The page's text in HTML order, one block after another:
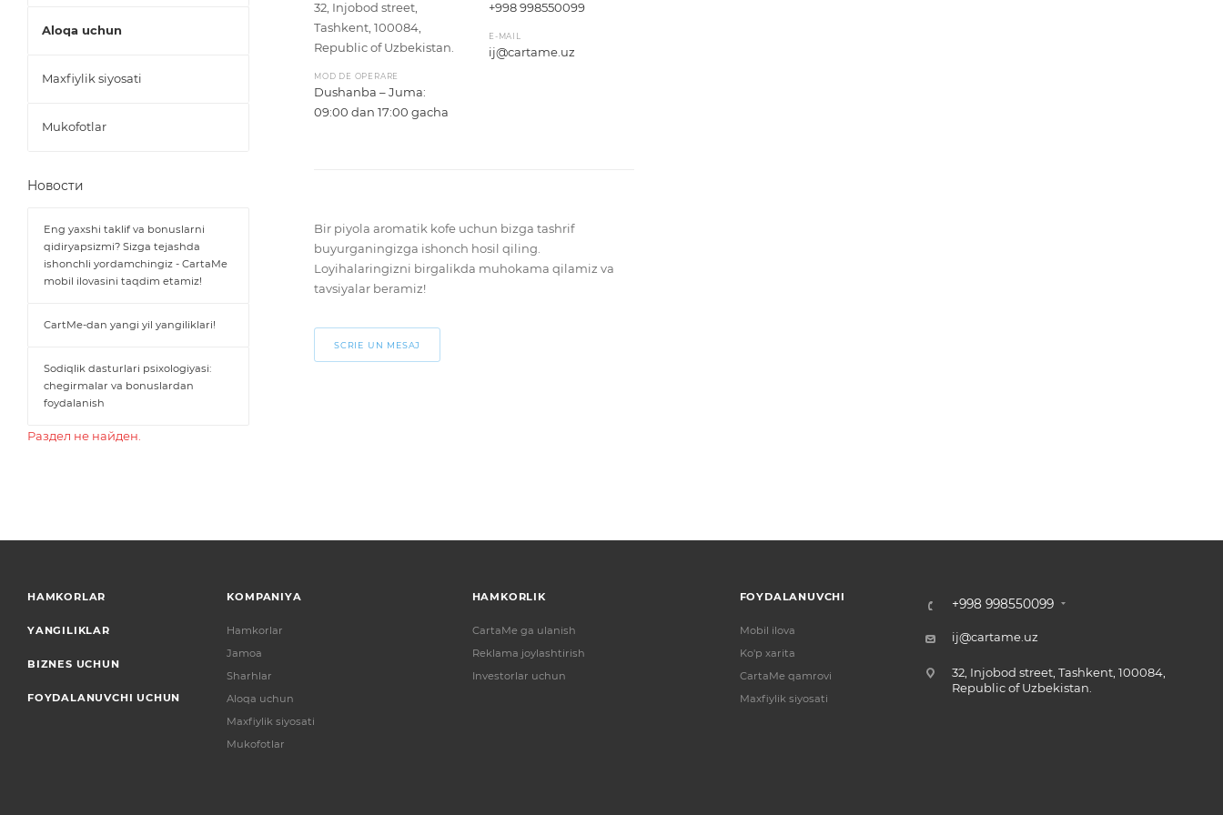
32, Injobod street,
Tashkent, 100084,
Republic of Uzbekistan.
MOD DE OPERARE
Dushanba – Juma:
09:00 dan 17:00 gacha
+998 998550099
E-MAIL
ij@cartame.uz
Bir piyola aromatik kofe uchun bizga tashrif
buyurganingizga ishonch hosil qiling.
Loyihalaringizni birgalikda muhokama qilamiz va
tavsiyalar beramiz!
SCRIE UN MESAJ
Aloqa uchun
Maxfiylik siyosati
Mukofotlar
Новости
Eng yaxshi taklif va bonuslarni
qidiryapsizmi? Sizga tejashda
ishonchli yordamchingiz - CartaMe
mobil ilovasini taqdim etamiz!
CartMe-dan yangi yil yangiliklari!
Sodiqlik dasturlari psixologiyasi:
chegirmalar va bonuslardan
foydalanish
Раздел не найден.
HAMKORLAR
YANGILIKLAR
BIZNES UCHUN
FOYDALANUVCHI UCHUN
KOMPANIYA
Hamkorlar
Jamoa
Sharhlar
Aloqa uchun
Maxfiylik siyosati
Mukofotlar
HAMKORLIK
CartaMe ga ulanish
Reklama joylashtirish
Investorlar uchun
FOYDALANUVCHI
Mobil ilova
Ko'p xarita
CartaMe qamrovi
Maxfiylik siyosati
+998 998550099
ij@cartame.uz
32, Injobod street, Tashkent, 100084,
Republic of Uzbekistan.